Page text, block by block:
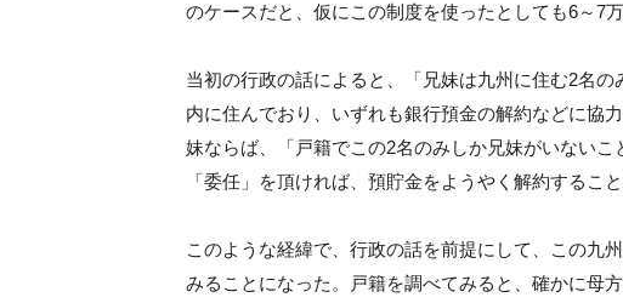
のケースだと、仮にこの制度を使ったとしても6～7
当初の行政の話によると、「兄妹は九州に住む2名
内に住んでおり、いずれも銀行預金の解約などに協
妹ならば、「戸籍でこの2名のみしか兄妹がいない
「委任」を頂ければ、預貯金をようやく解約すること
このような経緯で、行政の話を前提にして、この九
みることになった。戸籍を調べてみると、確かに母